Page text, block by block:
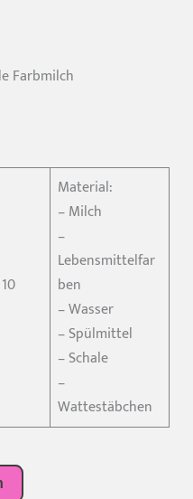
Farbmilch
Material:
– Milch
–
Lebensmittelfar
ben
– Wasser
– Spülmittel
– Schale
–
Wattestäbchen